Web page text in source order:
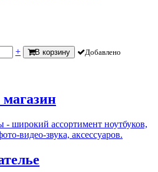
+ В корзину Добавлено
- широкий ассортимент ноутбуков,
видео-звука, аксессуаров.